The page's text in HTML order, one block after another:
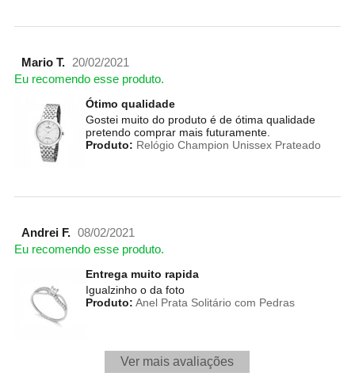
Mario T.
20/02/2021
Eu recomendo esse produto.
Ótimo qualidade
Gostei muito do produto é de ótima qualidade
pretendo comprar mais futuramente.
Produto: Relógio Champion Unissex Prateado
Andrei F. 08/02/2021
Eu recomendo esse produto.
Entrega muito rapida
Igualzinho o da foto
Produto: Anel Prata Solitário com Pedras
Ver mais avaliações